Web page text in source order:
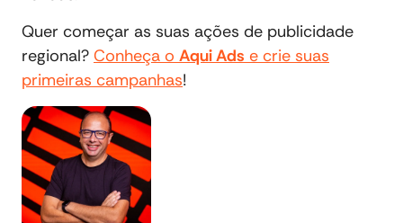
Quer começar as suas ações de publicidade
regional? Conheça o Aqui Ads e crie suas
primeiras campanhas!